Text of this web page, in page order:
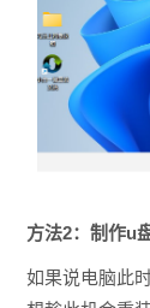
方法2： 制作u
如果说电脑此